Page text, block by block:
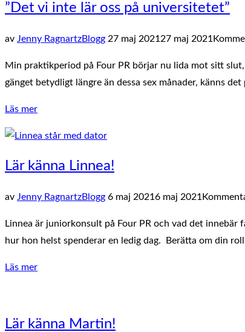
”Det vi inte lär oss på universitetet”
av Jenny RagnartzBloggPublicerat
27 maj 2021 27 maj 2021
Min praktikperiod på Four PR börjar nu lida mot sitt
gänget betydligt längre än dessa sex månader, känns
Läs mer””Det
inte
lär
på
Lär känna Linnea!
av Jenny RagnartzBloggPublicerat
6 maj 2021 6 maj 2021
Linnea är juniorkonsult på Four PR och vad det
hur hon helst spenderar en ledig dag. Berätta om din
Läs mer”Lär
Lär känna Martin!